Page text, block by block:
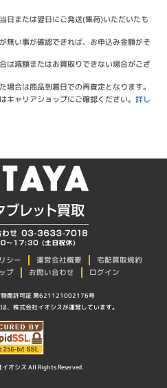
日または翌日にご発送(集荷)いただいたも
無い事が確認できれば、お申込み金額がそ
は減額またはお買取りできない場合がござ
場合は商品到着日での再査定となります。
キャリアショップにご確認ください。詳し
シー 運営会社概要
宅配買取規約
プ お問い合わせ ログイン
物商許可証 第621121002176号
、株式会社イオシスが運営しています。
オシス All Rights Reserved.